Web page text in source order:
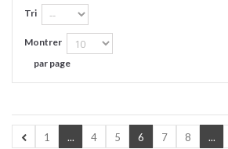
Tri
Montrer
par page
1 ... 4 5 6 7 8 ...